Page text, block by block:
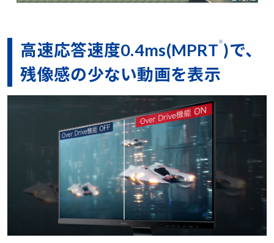
高速応答速度0.4ms(MPRT ※ )で、
残像感の少ない動画を表示